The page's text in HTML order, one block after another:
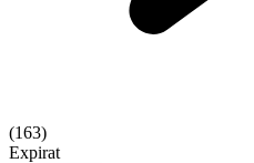
(163)
Expirat